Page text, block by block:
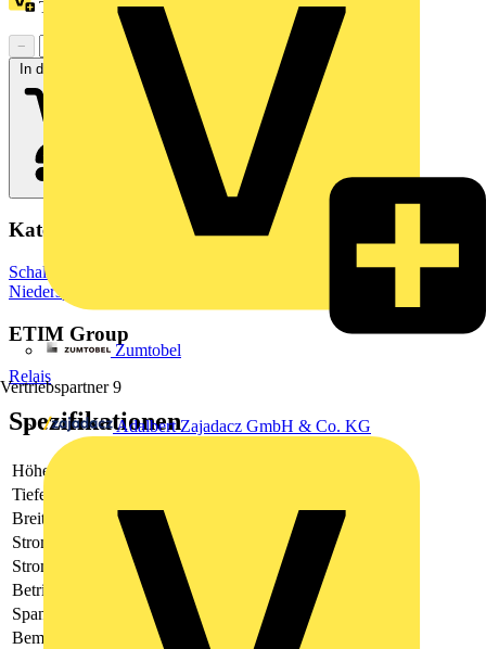
Zumtobel
Vertriebspartner 9
Adalbert Zajadacz GmbH & Co. KG
Treuepunkte:393
−
In den Warenkorb
Kategorien
Schaltgeräte & Überstromschutz
Niederspannungsschaltgeräte
ETIM Group
Relais
Spezifikationen
Höhe
Tiefe
Breite
Stromart
Strommessbereich
2 - 10
Betriebsspannung DC
Spannungsmessbereich
Bemessungsschaltstrom